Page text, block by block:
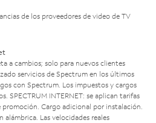
de los proveedores de video de TV
a cambios; solo para nuevos clientes
servicios de Spectrum en los últimos
con Spectrum. Los impuestos y cargos
SPECTRUM INTERNET: se aplican tarifas
promoción. Cargo adicional por instalación.
alámbrica. Las velocidades reales